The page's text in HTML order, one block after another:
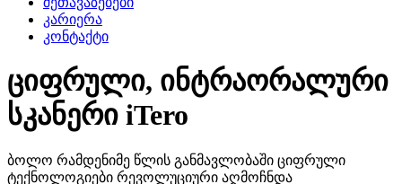
კარიერა
კონტაქტი
ციფრული, ინტრაორალური
სკანერი iTero
ბოლო რამდენიმე წლის განმავლობაში ციფრული
ტექნოლოგიები რევოლუციური აღმოჩნდა